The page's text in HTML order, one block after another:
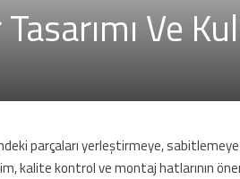
Ve
parçaları yerleştirmeye,
kalite kontrol ve montaj hatlarının